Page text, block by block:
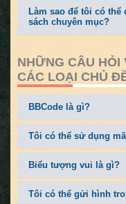
Làm sao để tôi có thể
sách chuyên mục?
NHỮNG CÂU
CÁC LOẠI CHỦ
BBCode là gì?
Tôi có thể sử dụng
Biểu tượng vui là gì?
Tôi có thể gửi hình